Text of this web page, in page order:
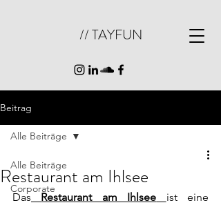
// TAYFUN
Beitrag
Alle Beiträge
Corporate
Alle Beiträge
Restaurant am Ihlsee
Das Restaurant am Ihlsee
ist eine